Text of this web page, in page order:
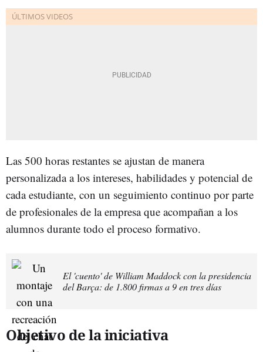
Las 500 horas restantes se ajustan de manera
personalizada a los intereses, habilidades y potencial de
cada estudiante, con un seguimiento continuo por parte
de profesionales de la empresa que acompañan a los
alumnos durante todo el proceso formativo.
El 'cuento' de William Maddock con la presidencia
del Barça: de 1.800 firmas a 9 en tres días
Objetivo de la iniciativa